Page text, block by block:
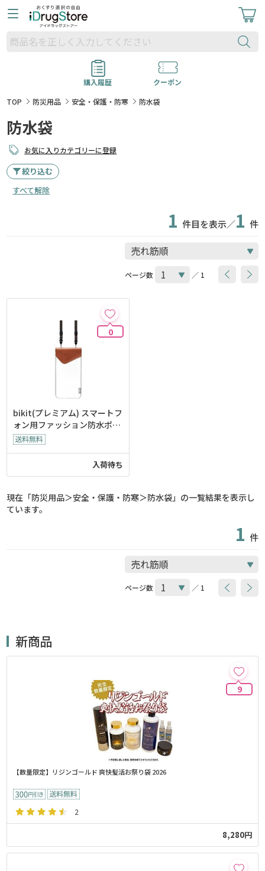
購入履歴
クーポン
TOP
防災用品 安全・保護・防寒 防水袋
防水袋
お気に入りカテゴリーに登録
絞り込む
すべて解除
1 件目を表示／1 件
ページ数 ／ 1
0
bikit(プレミアム) スマートフ
ォン用ファッション防水ポー
チ
入荷待ち
現在「防災用品＞安全・保護・防寒＞防水袋」の一覧結果を表示し
ています。
1 件
ページ数 ／ 1
新商品
9
【数量限定】リジンゴールド 爽快髪活お祭り袋 2026
2
8,280円